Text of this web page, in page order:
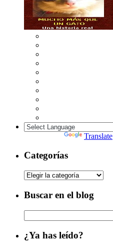
Translate
Categorías
Categorías
Buscar en el blog
¿Ya has leído?